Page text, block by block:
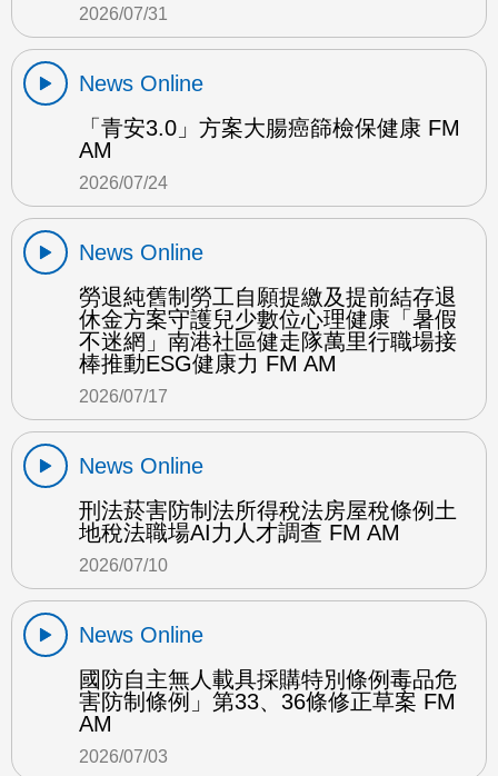
2026/07/31
News Online
「青安3.0」方案大腸癌篩檢保健康 FM
AM
2026/07/24
News Online
勞退純舊制勞工自願提繳及提前結存退
休金方案守護兒少數位心理健康「暑假
不迷網」南港社區健走隊萬里行職場接
棒推動ESG健康力 FM AM
2026/07/17
News Online
刑法菸害防制法所得稅法房屋稅條例土
地稅法職場AI力人才調查 FM AM
2026/07/10
News Online
國防自主無人載具採購特別條例毒品危
害防制條例」第33、36條修正草案 FM
AM
2026/07/03